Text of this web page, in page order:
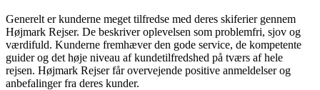
Generelt er kunderne meget tilfredse med deres skiferier gennem
Højmark Rejser. De beskriver oplevelsen som problemfri, sjov og
værdifuld. Kunderne fremhæver den gode service, de kompetente
guider og det høje niveau af kundetilfredshed på tværs af hele
rejsen. Højmark Rejser får overvejende positive anmeldelser og
anbefalinger fra deres kunder.